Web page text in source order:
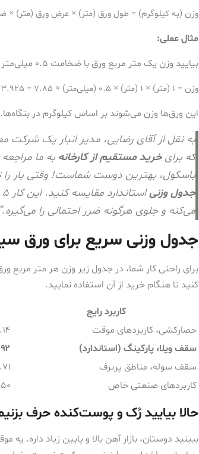
وزن (به کیلوگرم) = طول ورق (متر) × عرض ورق (متر) ×
مثال عملی:
بیایید وزن یک متر مربع ورق با ضخامت ۰.۵ میلی‌متر را محاسبه کنیم:
وزن = 1 (متر) × 1 (متر) × 0.5 (میلی‌متر) × 7.85 = 3.925 کیلوگرم
این ورق‌ها وزن می‌شوند بر اساس کیلوگرم در بنگاه‌ها.
به نقل از آقای رضایی، مدیر انبار یک
که برایخرید مستقیم از کارخانه به ما
باسکول، بهترین دوست شماست! وقتی بار را
جدول وزنی
می‌کنه و جلوی هرگونه ضرر احتمالی را می‌گیره.”
جدول وزنی سریع برای ورق
برای راحتی کار شما، در جدول زیر وزن هر متر مربع
کنید تا هنگام خرید از آن استفاده نمایید.
کاربرد رایج
حصارکشی، کاربردهای موقت
سقف ویلا، پارکینگ (استاندارد)
سقف سوله، مناطق پربرف
کاربردهای صنعتی خاص
حالا بیایید رُک و پوست‌کنده حرف
ببینید دوستان، بازار آهن بالا و پایین زیاد داره. یه